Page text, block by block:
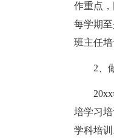
作重点
每学期
班主任
2、做
20xx年
培学习
学科培